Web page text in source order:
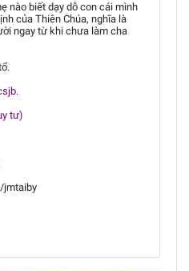
nào biết dạy dỗ con cái mình
của Thiên Chúa, nghĩa là
ngay từ khi chưa làm cha
tư)
jmtaiby